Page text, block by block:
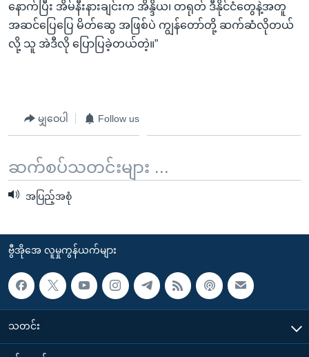
နောက်ပြီး အိမ်နီးနားချင်းက အိန္ဒိယ၊ တရုတ် ဒီနိုင်ငံတွေနဲ့အတူ
အဆင်ပြေပြေ မိတ်ဆွေ အဖြစ်ပဲ ကျွန်တော်တို့ ဆက်ဆံလိုတယ်
လို့ သူ အဲဒီလို ပြောပြခဲ့တယ်တဲ့။”
မျှဝေပါ Follow us
ဆက်စပ်သတင်းများ ...
အပြည့်အစုံ
ဗွီအိုအေ လူမှုကွန်ယက်များ
သတင်း